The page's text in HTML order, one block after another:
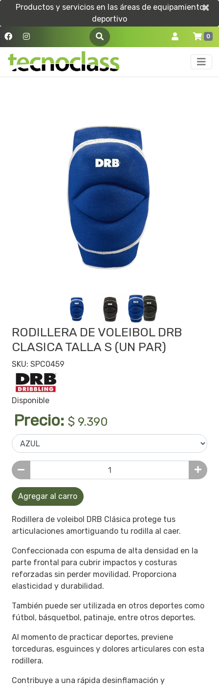
Productos y servicios en las áreas de equipamiento
deportivo
×
×
0
RODILLERA DE VOLEIBOL DRB
CLASICA TALLA S (UN PAR)
SKU: SPC0459
Disponible
Precio: $ 9.390
Agregar al carro
Rodillera de voleibol DRB Clásica protege tus
articulaciones amortiguando tu rodilla al caer.
Confeccionada con espuma de alta densidad en la
parte frontal para cubrir impactos y costuras
reforzadas sin perder movilidad. Proporciona
elasticidad y durabilidad.
También puede ser utilizada en otros deportes como
fútbol, básquetbol, patinaje, entre otros deportes.
Al momento de practicar deportes, previene
torceduras, esguinces y dolores articulares con esta
rodillera.
Contribuye a una rápida desinflamación y